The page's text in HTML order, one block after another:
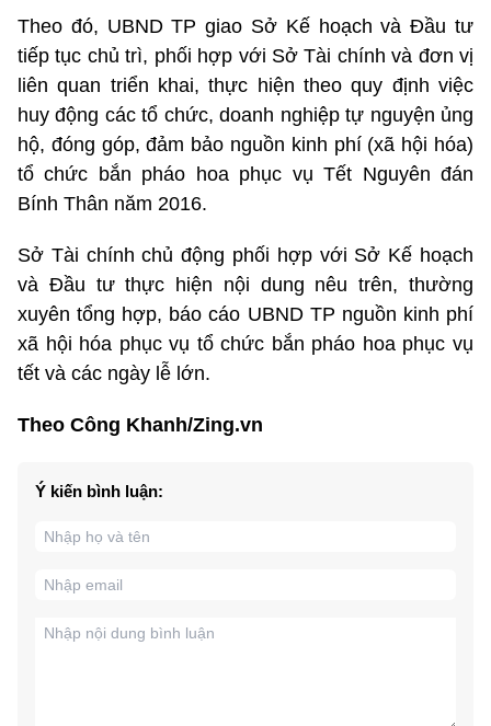
Theo đó, UBND TP giao Sở Kế hoạch và Đầu tư
tiếp tục chủ trì, phối hợp với Sở Tài chính và đơn vị
liên quan triển khai, thực hiện theo quy định việc
huy động các tổ chức, doanh nghiệp tự nguyện ủng
hộ, đóng góp, đảm bảo nguồn kinh phí (xã hội hóa)
tổ chức bắn pháo hoa phục vụ Tết Nguyên đán
Bính Thân năm 2016.
Sở Tài chính chủ động phối hợp với Sở Kế hoạch
và Đầu tư thực hiện nội dung nêu trên, thường
xuyên tổng hợp, báo cáo UBND TP nguồn kinh phí
xã hội hóa phục vụ tổ chức bắn pháo hoa phục vụ
tết và các ngày lễ lớn.
Theo Công Khanh/Zing.vn
Ý kiến bình luận: